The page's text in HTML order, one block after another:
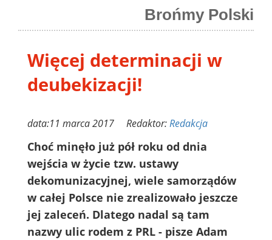
Brońmy Polski
Więcej determinacji w
deubekizacji!
data:11 marca 2017 Redaktor:Redakcja
Choć minęło już pół roku od dnia
wejścia w życie tzw. ustawy
dekomunizacyjnej, wiele samorządów
w całej Polsce nie zrealizowało jeszcze
jej zaleceń. Dlatego nadal są tam
nazwy ulic rodem z PRL - pisze Adam